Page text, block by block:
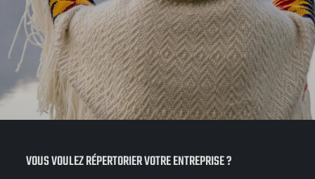
VOUS VOULEZ RÉPERTORIER VOTRE ENTREPRISE ?